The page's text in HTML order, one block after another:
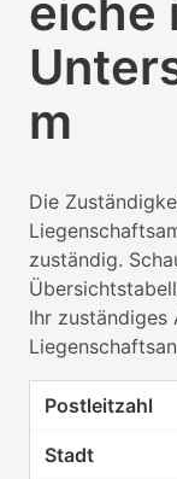
eiche
m
Die
zuständig.
Ihr zuständiges